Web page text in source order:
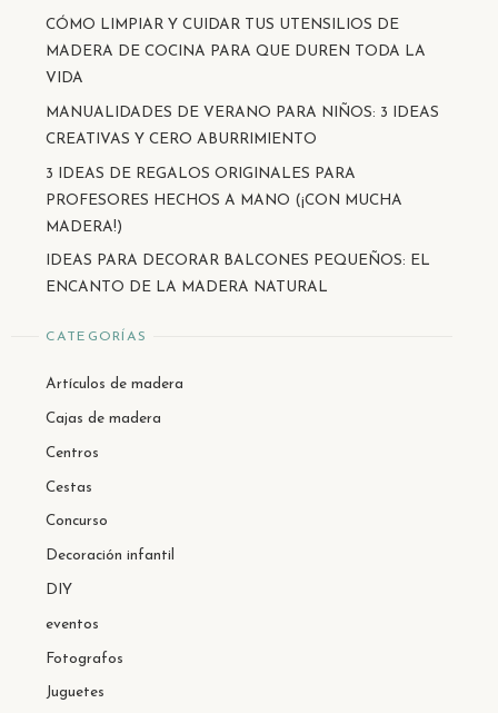
CÓMO LIMPIAR Y CUIDAR TUS UTENSILIOS DE
MADERA DE COCINA PARA QUE DUREN TODA LA
VIDA
MANUALIDADES DE VERANO PARA NIÑOS: 3 IDEAS
CREATIVAS Y CERO ABURRIMIENTO
3 IDEAS DE REGALOS ORIGINALES PARA
PROFESORES HECHOS A MANO (¡CON MUCHA
MADERA!)
IDEAS PARA DECORAR BALCONES PEQUEÑOS: EL
ENCANTO DE LA MADERA NATURAL
CATEGORÍAS
Artículos de madera
Cajas de madera
Centros
Cestas
Concurso
Decoración infantil
DIY
eventos
Fotografos
Juguetes